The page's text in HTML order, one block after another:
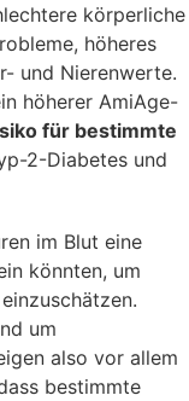
körperliche
höheres
und Nierenwerte.
höherer AmiAge-
für bestimmte
2-Diabetes und
im Blut eine
könnten, um
um
also vor allem
bestimmte